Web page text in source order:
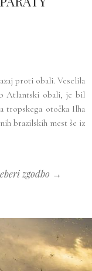
proti obali. Veselila
Atlantski obali, je bil
tropskega otočka Ilha
brazilskih mest še iz
zgodbo →